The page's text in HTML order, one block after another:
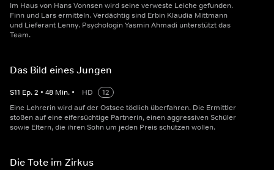
Im Haus von Hans Vonnsen wird seine verweste Leiche gefunden.
Finn und Lars ermitteln. Verdächtig sind Erbin Klaudia Mittmann
und Lieferant Lenny. Psychologin Yasmin Ahmadi unterstützt das
Team.
Das Bild eines Jungen
S11 Ep.2 • 48 Min. • HD
12
Eine Lehrerin wird auf der Ostsee tödlich überfahren. Die Ermittler
stoßen auf eine eifersüchtige Partnerin, einen aggressiven Schüler
sowie Eltern, die ihren Sohn um jeden Preis schützen wollen.
Die Tote im Zirkus